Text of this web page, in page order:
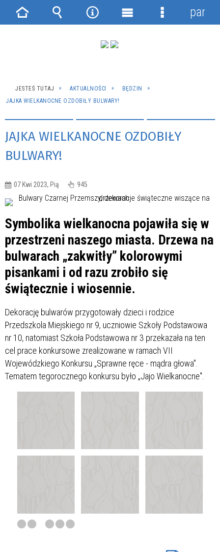
JESTEŚ TUTAJ AKTUALNOŚCI
BĘDZIN
JAJKA WIELKANOCNE OZDOBIŁY BULWARY!
JAJKA WIELKANOCNE OZDOBIŁY
BULWARY!
07 Kwi 2023, Pią 945
Symbolika wielkanocna pojawiła się w
przestrzeni naszego miasta. Drzewa na
bulwarach „zakwitły” kolorowymi
pisankami i od razu zrobiło się
świątecznie i wiosennie.
Dekorację bulwarów przygotowały dzieci i rodzice
Przedszkola Miejskiego nr 9, uczniowie Szkoły Podstawowa
nr 10, natomiast Szkoła Podstawowa nr 3 przekazała na ten
cel prace konkursowe zrealizowane w ramach VII
Wojewódzkiego Konkursu „Sprawne ręce - mądra głowa".
Tematem tegorocznego konkursu było „Jajo Wielkanocne".
Strona Wyszukiwarka
NarzędziaMenu
Menu
panel